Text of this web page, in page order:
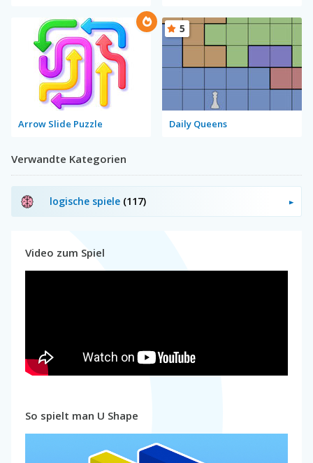
Arrow Slide Puzzle Daily Queens
5
Verwandte Kategorien
logische spiele (117)
Video zum Spiel
So spielt man U Shape